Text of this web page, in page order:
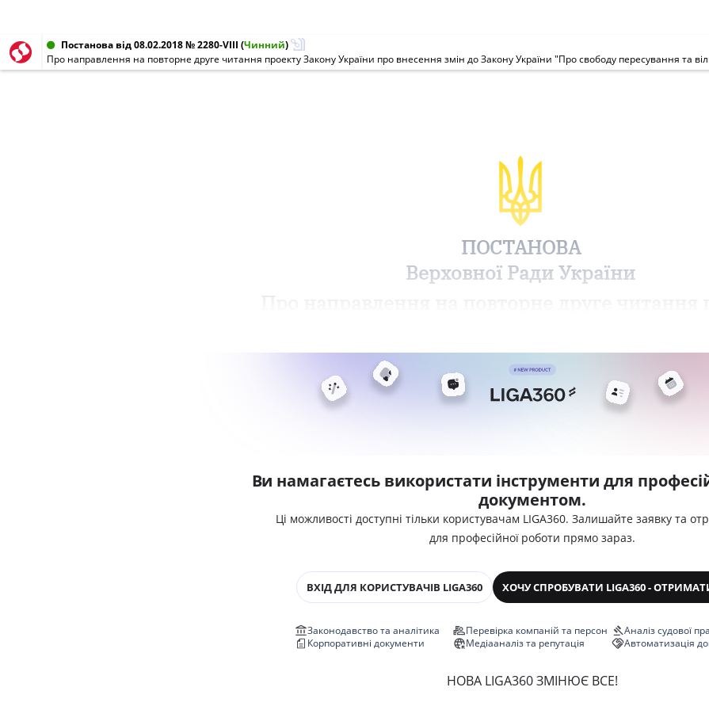
Постанова від 08.02.2018 № 2280-VIII (Чинний)
ПОСТАНОВА
Верховної Ради України
Ви намагаєтесь використати інструменти для
документом.
Ці можливості доступні тільки користувачам LIGA360. Залишайте заявку та
для професійної роботи прямо зараз.
ВХІД ДЛЯ КОРИСТУВАЧІВ LIGA360 ХОЧУ СПРОБУВАТИ LIGA360 -
Законодавство та аналітика
Корпоративні документи
Перевірка компаній та персон
Медіааналіз та репутація
Аналіз судової
Автоматизація
НОВА LIGA360 ЗМІНЮЄ ВСЕ!